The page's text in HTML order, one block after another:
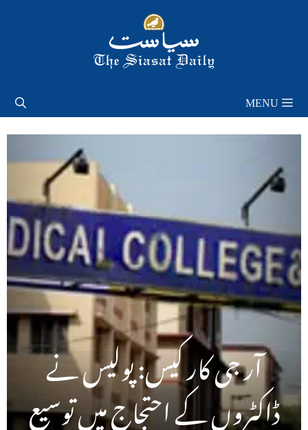
MENU
آر جی کار کیس: پولیس نے
ڈاکٹروں کے احتجاج میں توسیع